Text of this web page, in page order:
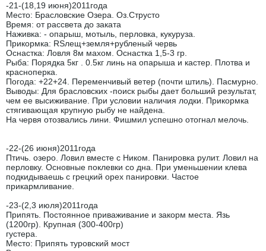
-21-(18,19 июня)2011года
Место: Брасловские Озера. Оз.Струсто
Время: от рассвета до заката
Наживка: - опарыш, мотыль, перловка, кукуруза.
Прикормка: RSлещ+земля+рубленый червь
Оснастка: Ловля 8м махом. Оснастка 1,5-3 гр.
Рыба: Порядка 5кг . 0.5кг линь на опарыша и кастер. Плотва и
красноперка.
Погода: +22+24. Переменчивый ветер (почти штиль). Пасмурно.
Выводы: Для брасловских -поиск рыбы дает больший результат,
чем ее высиживание. При условии наличия лодки. Прикормка
стягивающая крупную рыбу не найдена.
На червя отозвались лини. Фишмил успешно отогнал мелочь.
-22-(26 июня)2011года
Птичь. озеро. Ловил вместе с Ником. Панировка рулит. Ловил на
перловку. Основные поклевки со дна. При уменьшении клева
подкидываешь с грецкий орех панировки. Частое
прикармливание.
-23-(2,3 июля)2011года
Припять. Постоянное приваживание и закорм места. Язь
(1200гр). Крупная (300-400гр)
густера.
Место: Припять туровский мост